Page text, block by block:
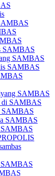
SAMBAS
SAMBAS
SAMBAS
SAMBAS
di SAMBAS
SAMBAS
SAMBAS
SAMBAS
SAMBAS